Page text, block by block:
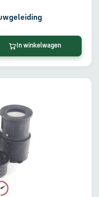
In winkelwagen